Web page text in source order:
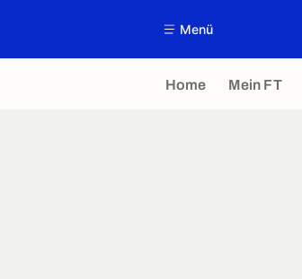
Menü
Home Mein FT